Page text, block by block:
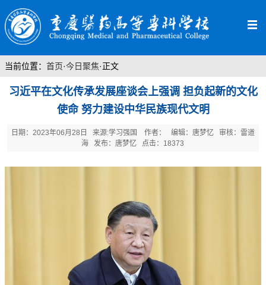
当前位置： 首页·今日聚焦·正文
习近平在文化传承发展座谈会上强调 担负起新的文化
使命 努力建设中华民族现代文明
日期：2023年06月28日 来源:学习强国 作者： 编辑：唐梦忆 审核：雷道
海 发布：唐梦忆 点击： 18373